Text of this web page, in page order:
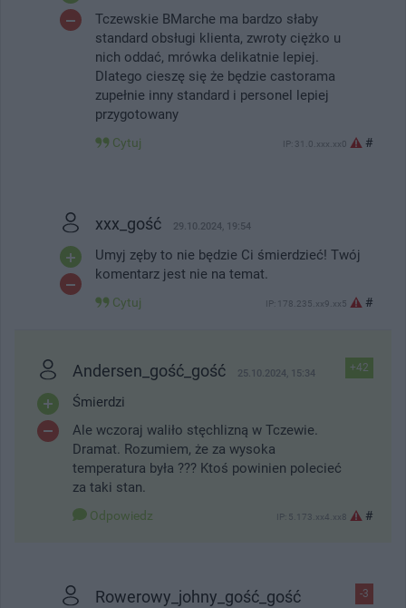
Tczewskie BMarche ma bardzo słaby
standard obsługi klienta, zwroty ciężko u
nich oddać, mrówka delikatnie lepiej.
Dlatego cieszę się że będzie castorama
zupełnie inny standard i personel lepiej
przygotowany
Cytuj IP: 31.0.xxx.xx0 #
xxx_gość 29.10.2024, 19:54
Umyj zęby to nie będzie Ci śmierdzieć! Twój
komentarz jest nie na temat.
Cytuj IP: 178.235.xx9.xx5 #
+42
Andersen_gość_gość 25.10.2024, 15:34
Śmierdzi
Ale wczoraj waliło stęchlizną w Tczewie.
Dramat. Rozumiem, że za wysoka
temperatura była ??? Ktoś powinien polecieć
za taki stan.
Odpowiedz IP: 5.173.xx4.xx8 #
-3
Rowerowy_johny_gość_gość